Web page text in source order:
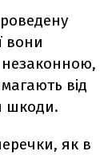
вони
незаконною,
від
шкоди.
як в